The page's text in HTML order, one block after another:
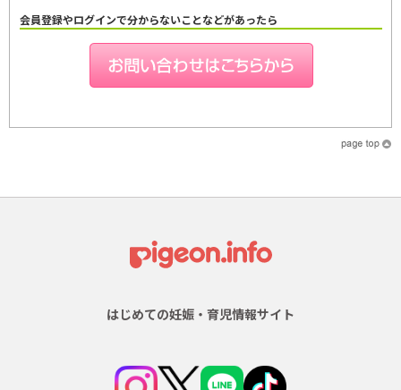
会員登録やログインで分からないことなどがあったら
はじめての妊娠・育児情報サイト